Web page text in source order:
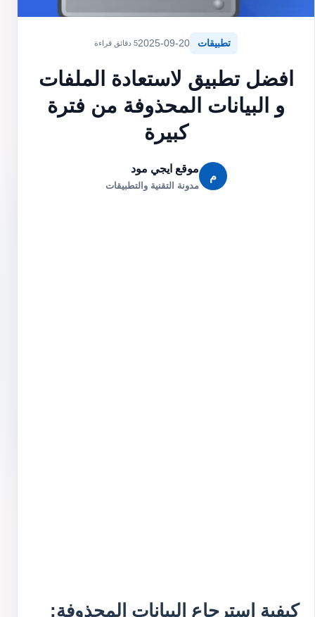
تطبيقات 2025-09-205 دقائق قراءة
افضل تطبيق لاستعادة الملفات
و البيانات المحذوفة من فترة
كبيرة
م
موقع ايجي مود
مدونة التقنية والتطبيقات
كيفية استرجاع البيانات المحذوفة: